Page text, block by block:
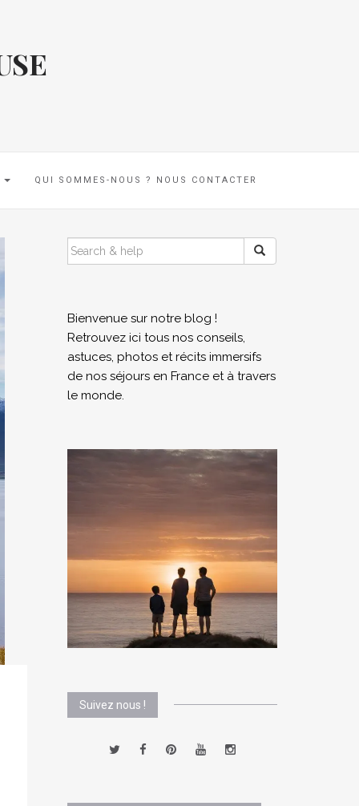
QUI SOMMES-NOUS ? NOUS CONTACTER
SEARCH
FOR:
Bienvenue sur notre blog !
Retrouvez ici tous nos conseils,
astuces, photos et récits immersifs
de nos séjours en France et à travers
le monde.
Suivez nous !